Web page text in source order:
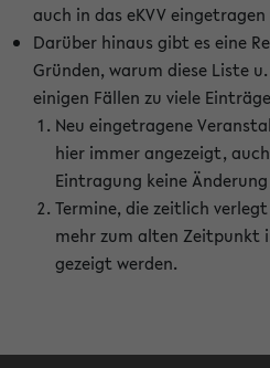
auch in das eKVV eingetragen
Darüber hinaus gibt es eine
Gründen, warum diese Liste
einigen Fällen zu viele
Neu eingetragene
hier immer angezeigt,
Eintragung keine
Termine, die zeitlich
mehr zum alten Zeitpunkt
gezeigt werden.